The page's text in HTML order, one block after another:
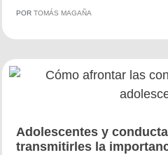
POR TOMÁS MAGAÑA
Adolescentes y
transmitirles la